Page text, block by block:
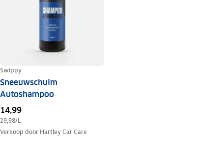
Swippy
Sneeuwschuim
Autoshampoo
14,99
29,98/L
Verkoop door Hartley Car Care